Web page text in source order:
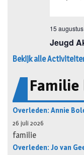
Bekijk alle
Overleden: Annie
26 juli 2026
familie
Overleden: Jo van